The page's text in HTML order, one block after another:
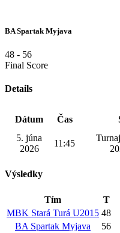
BA Spartak Myjava
48 - 56
Final Score
Details
Dátum Čas
5. júna
2026
11:45
Výsledky
Tím
T
MBK Stará Turá U2015 48
BA Spartak Myjava
56